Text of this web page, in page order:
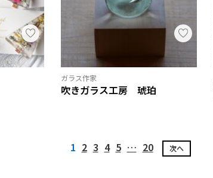
ガラス作家
吹きガラス工房 琥珀
1 2 3 4 5 … 20 次へ